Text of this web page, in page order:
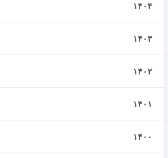
۱۴۰۴
۱۴۰۳
۱۴۰۲
۱۴۰۱
۱۴۰۰